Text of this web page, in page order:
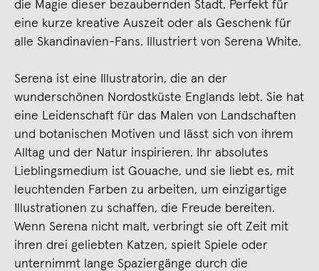
die Magie dieser bezaubernden Stadt. Perfekt für
eine kurze kreative Auszeit oder als Geschenk für
alle Skandinavien-Fans. Illustriert von Serena White.
Serena ist eine Illustratorin, die an der
wunderschönen Nordostküste Englands lebt. Sie hat
eine Leidenschaft für das Malen von Landschaften
und botanischen Motiven und lässt sich von ihrem
Alltag und der Natur inspirieren. Ihr absolutes
Lieblingsmedium ist Gouache, und sie liebt es, mit
leuchtenden Farben zu arbeiten, um einzigartige
Illustrationen zu schaffen, die Freude bereiten.
Wenn Serena nicht malt, verbringt sie oft Zeit mit
ihren drei geliebten Katzen, spielt Spiele oder
unternimmt lange Spaziergänge durch die